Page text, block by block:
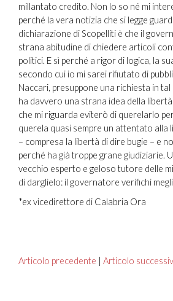
millantato credito. Non lo so né mi
perché la vera notizia che si legge
dichiarazione di Scopelliti è che il
strana abitudine di chiedere articoli
politici. E sì perché a rigor di logica, la
secondo cui io mi sarei rifiutato di
Naccari, presuppone una richiesta in
ha davvero una strana idea della
che mi riguarda eviterò di querelarlo
querela quasi sempre un attentato alla
– compresa la libertà di dire bugie – e
perché ha già troppe grane giudiziarie.
vecchio esperto e geloso tutore delle
di darglielo: il governatore verifichi
*ex vicedirettore di Calabria Ora
Articolo precedente | Articolo